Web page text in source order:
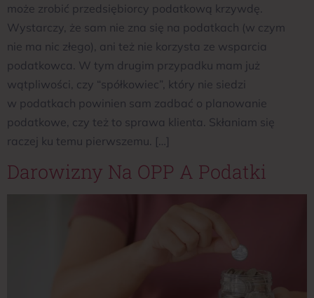
może zrobić przedsiębiorcy podatkową krzywdę.
Wystarczy, że sam nie zna się na podatkach (w czym
nie ma nic złego), ani też nie korzysta ze wsparcia
podatkowca. W tym drugim przypadku mam już
wątpliwości, czy “spółkowiec”, który nie siedzi
w podatkach powinien sam zadbać o planowanie
podatkowe, czy też to sprawa klienta. Skłaniam się
raczej ku temu pierwszemu. […]
Darowizny Na OPP A Podatki